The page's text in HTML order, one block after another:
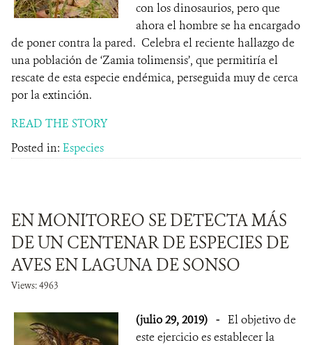
con los dinosaurios, pero que
ahora el hombre se ha encargado
de poner contra la pared. Celebra el reciente hallazgo de
una población de ‘Zamia tolimensis’, que permitiría el
rescate de esta especie endémica, perseguida muy de cerca
por la extinción.
READ THE STORY
Posted in: Especies
EN MONITOREO SE DETECTA MÁS
DE UN CENTENAR DE ESPECIES DE
AVES EN LAGUNA DE SONSO
Views: 4963
(julio 29, 2019) - El objetivo de
este ejercicio es establecer la